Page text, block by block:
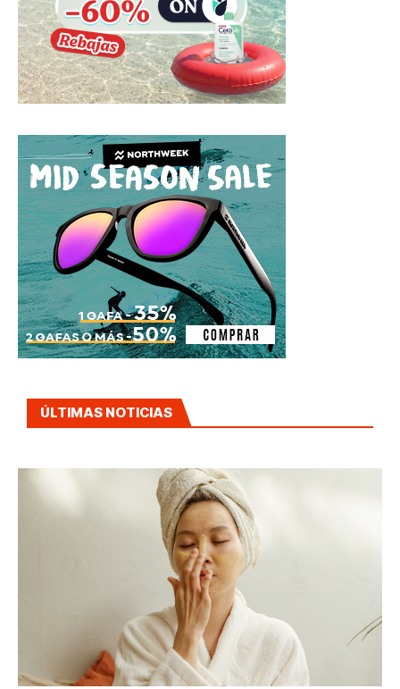
ÚLTIMAS NOTICIAS